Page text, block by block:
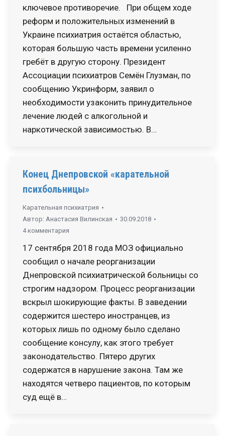
ключевое противоречие. При общем ходе
реформ и положительных изменений в
Украине психиатрия остаётся областью,
которая большую часть времени усиленно
гребёт в другую сторону. Президент
Ассоциации психиатров Семён Глузман, по
сообщению Укринформ, заявил о
необходимости узаконить принудительное
лечение людей с алкогольной и
наркотической зависимостью. В…
Конец Днепровской «карательной
психбольницы»
Карательная психиатрия
Автор: Анастасия Вилинская
30.09.2018
4 комментария
17 сентября 2018 года МОЗ официально
сообщил о начале реорганизации
Днепровской психиатрической больницы со
строгим надзором. Процесс реорганизации
вскрыл шокирующие факты. В заведении
содержится шестеро иностранцев, из
которых лишь по одному было сделано
сообщение консулу, как этого требует
законодательство. Пятеро других
содержатся в нарушение закона. Там же
находятся четверо пациентов, по которым
суд ещё в…